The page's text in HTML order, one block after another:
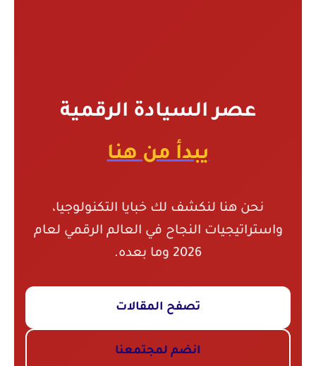
عصر السيادة الرقمية
يبدأ من هنا
نحن هنا لنكشف لك خبايا التكنولوجيا،
واستراتيجيات النجاح في العالم الرقمي لعام
2026 وما بعده.
تصفح المقالات
انضم لمجتمعنا